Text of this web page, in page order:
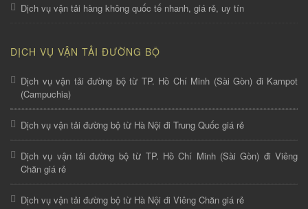
Dịch vụ vận tải hàng không quốc tế nhanh, giá rẻ, uy tín
DỊCH VỤ VẬN TẢI ĐƯỜNG BỘ
Dịch vụ vận tải đường bộ từ TP. Hồ Chí Minh (Sài Gòn) đi Kampot
(Campuchia)
Dịch vụ vận tải đường bộ từ Hà Nội đi Trung Quốc giá rẻ
Dịch vụ vận tải đường bộ từ TP. Hồ Chí Minh (Sài Gòn) đi Viêng
Chăn giá rẻ
Dịch vụ vận tải đường bộ từ Hà Nội đi Viêng Chăn giá rẻ